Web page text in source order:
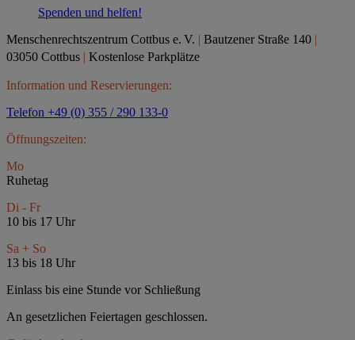
Spenden und helfen!
Menschenrechtszentrum Cottbus e. V. | Bautzener Straße 140 |
03050 Cottbus | Kostenlose Parkplätze
Information und Reservierungen:
Telefon +49 (0) 355 / 290 133-0
Öffnungszeiten:
Mo
Ruhetag
Di - Fr
10 bis 17 Uhr
Sa + So
13 bis 18 Uhr
Einlass bis eine Stunde vor Schließung
An gesetzlichen Feiertagen geschlossen.